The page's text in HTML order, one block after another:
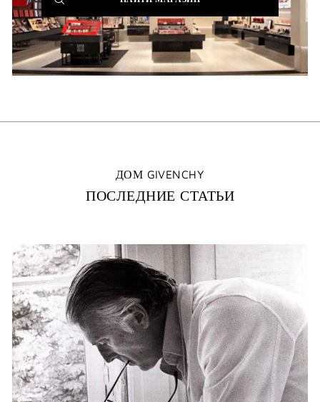
WINDOW)
ДОМ GIVENCHY
ПОСЛЕДНИЕ СТАТЬИ